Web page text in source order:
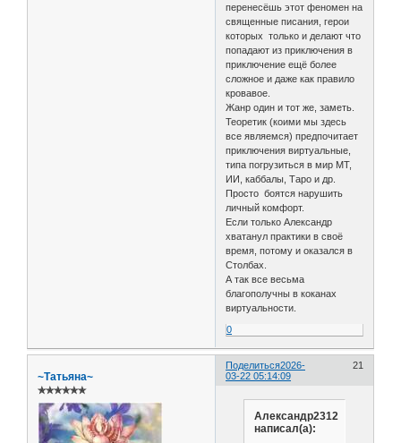
перенесёшь этот феномен на
священные писания, герои
которых только и делают что
попадают из приключения в
приключение ещё более
сложное и даже как правило
кровавое.
Жанр один и тот же, заметь.
Теоретик (коими мы здесь
все являемся) предпочитает
приключения виртуальные,
типа погрузиться в мир МТ,
ИИ, каббалы, Таро и др.
Просто боятся нарушить
личный комфорт.
Если только Александр
хватанул практики в своё
время, потому и оказался в
Столбах.
А так все весьма
благополучны в коканах
виртуальности.
0
Поделиться 21
2026-
03-22 05:14:09
~Татьяна~
✯✯✯✯✯✯
Александр2312
написал(а):